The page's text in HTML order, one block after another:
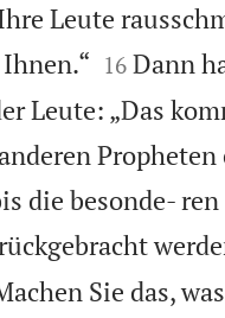
Leute

16 Dann
Leute: „Das
die besonde-
Sie das,